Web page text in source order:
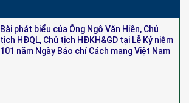
Bài phát biểu của Ông Ngô Văn Hiền, Chủ
tịch HĐQL, Chủ tịch HĐKH&GD tại Lễ Kỷ niệm
101 năm Ngày Báo chí Cách mạng Việt Nam